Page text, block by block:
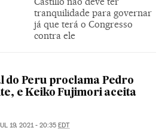
tranquilidade para governar
já que terá o Congresso
contra ele
do Peru proclama Pedro
e Keiko Fujimori aceita
19, 2021 - 20:35 EDT